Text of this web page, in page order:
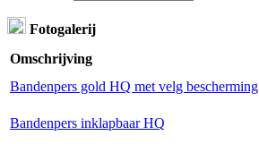
Fotogalerij
Omschrijving
Bandenpers gold HQ met velg bescherming
Bandenpers inklapbaar HQ